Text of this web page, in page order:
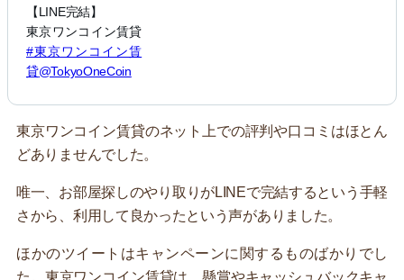
【LINE完結】
東京ワンコイン賃貸
#東京ワンコイン賃
貸@TokyoOneCoin
東京ワンコイン賃貸のネット上での評判や口コミはほとん
どありませんでした。
唯一、お部屋探しのやり取りがLINEで完結するという手軽
さから、利用して良かったという声がありました。
ほかのツイートはキャンペーンに関するものばかりでし
た。東京ワンコイン賃貸は、懸賞やキャッシュバックキャ